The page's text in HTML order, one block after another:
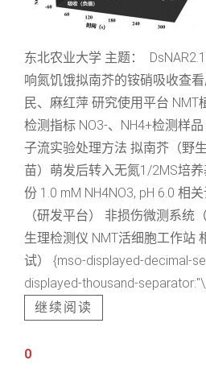
东北农业大学 主题：
响氮饥饿拟南芥的铵硝吸收查
民、麻红萍 研究使用平台 NMT
检测指标 NO3-、NH4+检测样
子流实验处理方法 拟南芥（野
苗）萌发后转入无氮1/2MS培
份 1.0 mM NH4NO3, pH 6.0 相
（研发平台） 非损伤微测系统
生理检测仪 NMT活细胞工作站
试） {mso-displayed-decimal-
displayed-thousand-
继续阅读
0